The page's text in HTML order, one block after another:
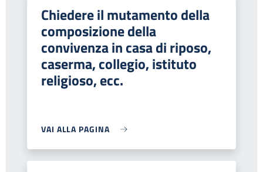
Chiedere il mutamento della
composizione della
convivenza in casa di riposo,
caserma, collegio, istituto
religioso, ecc.
VAI ALLA PAGINA